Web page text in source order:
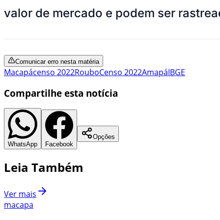
valor de mercado e podem ser
Comunicar erro nesta matéria
Macapácenso 2022RouboCenso 2022AmapáIBGE
Compartilhe esta notícia
WhatsApp Facebook
Opções
Leia Também
Ver mais
macapa